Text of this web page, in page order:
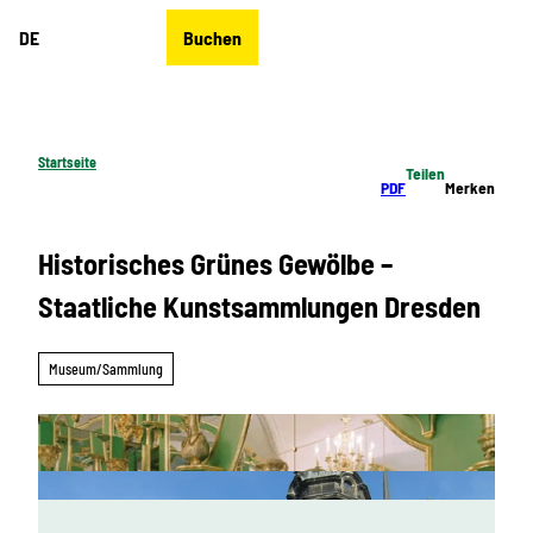
DE Buchen
Startseite
PDF
Teilen
Merken
Historisches Grünes Gewölbe –
Staatliche Kunstsammlungen Dresden
Museum/Sammlung